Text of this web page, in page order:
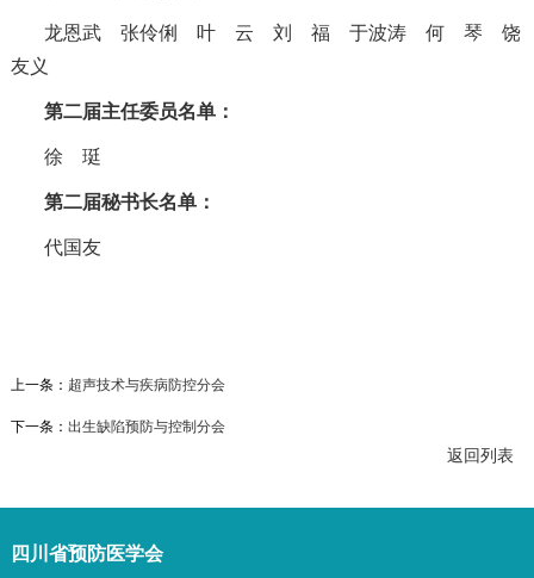
龙恩武 张伶俐 叶 云 刘 福 于波涛 何 琴 饶
友义
第二届主任委员名单：
徐 珽
第二届秘书长名单：
代国友
上一条： 超声技术与疾病防控分会
下一条： 出生缺陷预防与控制分会
返回列表
四川省预防医学会